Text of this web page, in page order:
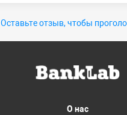
Оставьте отзыв, чтобы
О нас